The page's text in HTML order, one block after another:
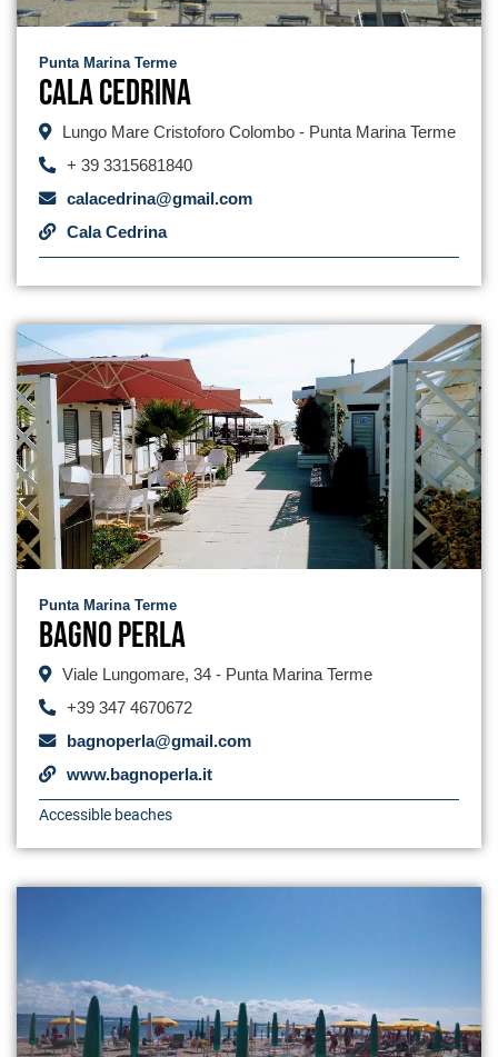
Punta Marina Terme
Cala Cedrina
Lungo Mare Cristoforo Colombo - Punta Marina Terme
+ 39 3315681840
calacedrina@gmail.com
Cala Cedrina
Punta Marina Terme
Bagno Perla
Viale Lungomare, 34 - Punta Marina Terme
+39 347 4670672
bagnoperla@gmail.com
www.bagnoperla.it
Accessible beaches